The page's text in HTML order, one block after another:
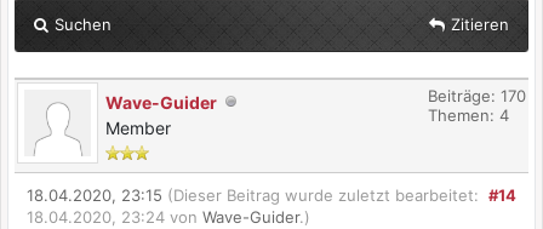
Suchen Zitieren
Wave-Guider
Member
Beiträge: 170
Themen: 4
#14
18.04.2020, 23:15 (Dieser Beitrag wurde zuletzt bearbeitet:
18.04.2020, 23:24 von Wave-Guider.)